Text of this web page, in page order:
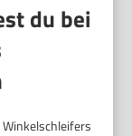
du bei